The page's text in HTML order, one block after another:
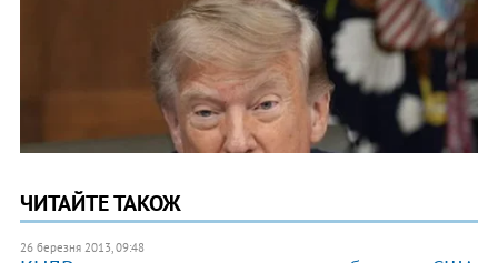
ЧИТАЙТЕ ТАКОЖ
26 березня 2013, 09:48